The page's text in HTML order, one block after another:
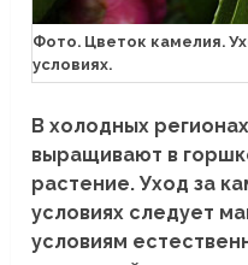
Фото. Цветок камелия.
условиях.
В холодных
выращивают в
растение. Уход за
условиях следует
условиям